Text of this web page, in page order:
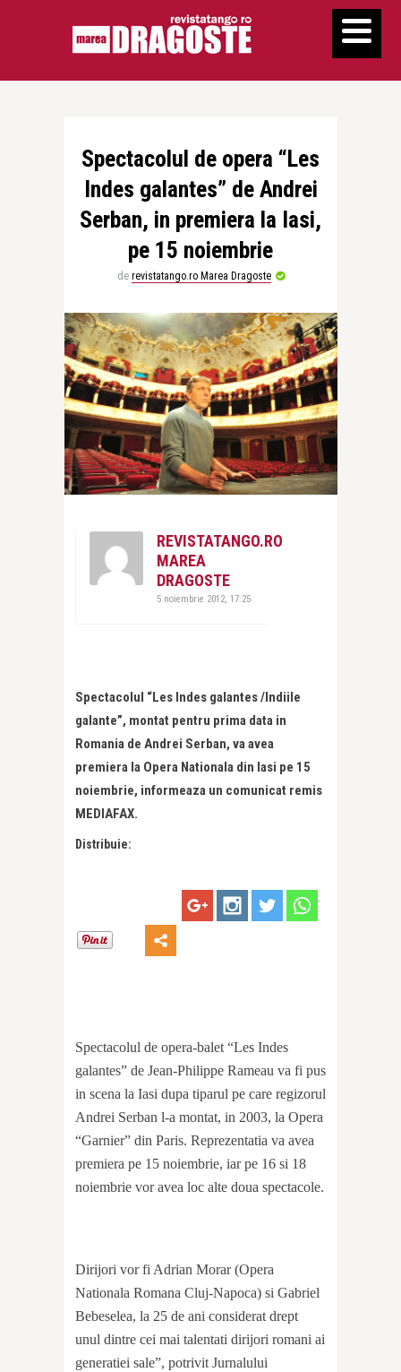
Spectacolul de opera “Les
Indes galantes” de Andrei
Serban, in premiera la Iasi,
pe 15 noiembrie
de revistatango.ro Marea Dragoste
REVISTATANGO.RO
MAREA
DRAGOSTE
5 noiembrie 2012, 17:25
Spectacolul “Les Indes galantes /Indiile
galante”, montat pentru prima data in
Romania de Andrei Serban, va avea
premiera la Opera Nationala din Iasi pe 15
noiembrie, informeaza un comunicat remis
MEDIAFAX.
Distribuie:
Spectacolul de opera-balet “Les Indes
galantes” de Jean-Philippe Rameau va fi pus
in scena la Iasi dupa tiparul pe care regizorul
Andrei Serban l-a montat, in 2003, la Opera
“Garnier” din Paris. Reprezentatia va avea
premiera pe 15 noiembrie, iar pe 16 si 18
noiembrie vor avea loc alte doua spectacole.
Dirijori vor fi Adrian Morar (Opera
Nationala Romana Cluj-Napoca) si Gabriel
Bebeselea, la 25 de ani considerat drept
unul dintre cei mai talentati dirijori romani ai
generatiei sale”, potrivit Jurnalului